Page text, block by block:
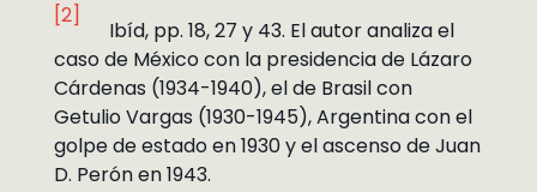
[2]
Ibíd, pp. 18, 27 y 43. El autor analiza el
caso de México con la presidencia de Lázaro
Cárdenas (1934-1940), el de Brasil con
Getulio Vargas (1930-1945), Argentina con el
golpe de estado en 1930 y el ascenso de Juan
D. Perón en 1943.